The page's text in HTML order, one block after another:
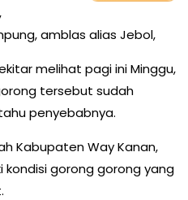
amblas alias Jebol,
melihat pagi ini Minggu,
tersebut sudah
penyebabnya.
Kabupaten Way Kanan,
gorong gorong yang